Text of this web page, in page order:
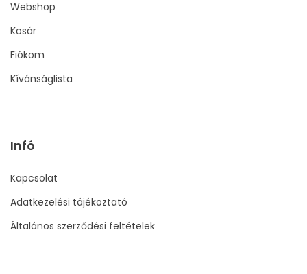
Webshop
Kosár
Fiókom
Kívánságlista
Infó
Kapcsolat
Adatkezelési tájékoztató
Általános szerződési feltételek